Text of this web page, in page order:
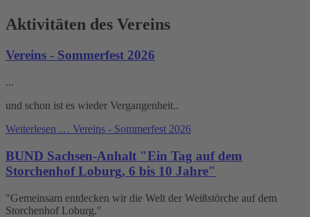
Aktivitäten des Vereins
Vereins - Sommerfest 2026
...
und schon ist es wieder Vergangenheit..
Weiterlesen … Vereins - Sommerfest 2026
BUND Sachsen-Anhalt "Ein Tag auf dem
Storchenhof Loburg, 6 bis 10 Jahre"
"Gemeinsam entdecken wir die Welt der Weißstörche auf dem
Storchenhof Loburg."